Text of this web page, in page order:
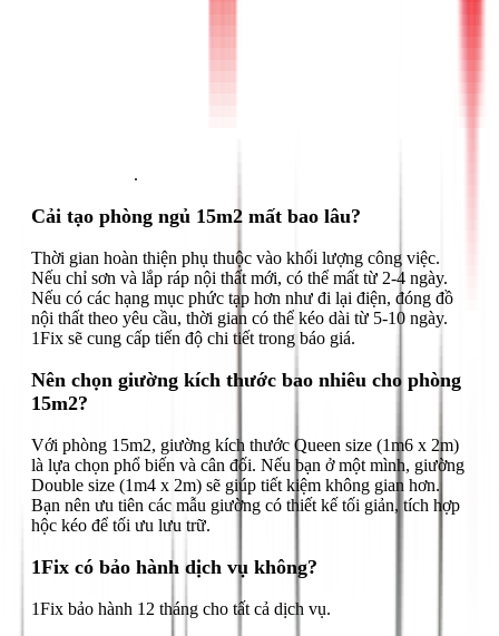
.
Cải tạo phòng ngủ 15m2 mất bao lâu?
Thời gian hoàn thiện phụ thuộc vào khối lượng công việc.
Nếu chỉ sơn và lắp ráp nội thất mới, có thể mất từ 2-4 ngày.
Nếu có các hạng mục phức tạp hơn như đi lại điện, đóng đồ
nội thất theo yêu cầu, thời gian có thể kéo dài từ 5-10 ngày.
1Fix sẽ cung cấp tiến độ chi tiết trong báo giá.
Nên chọn giường kích thước bao nhiêu cho phòng
15m2?
Với phòng 15m2, giường kích thước Queen size (1m6 x 2m)
là lựa chọn phổ biến và cân đối. Nếu bạn ở một mình, giường
Double size (1m4 x 2m) sẽ giúp tiết kiệm không gian hơn.
Bạn nên ưu tiên các mẫu giường có thiết kế tối giản, tích hợp
hộc kéo để tối ưu lưu trữ.
1Fix có bảo hành dịch vụ không?
1Fix bảo hành 12 tháng cho tất cả dịch vụ.